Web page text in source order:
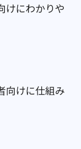
けにわかりや
向けに仕組み